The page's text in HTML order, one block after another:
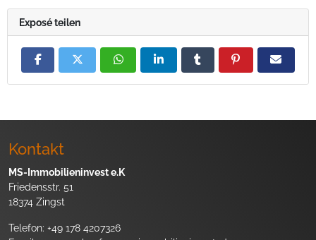
Exposé teilen
Kontakt
MS-Immobilieninvest e.K
Friedensstr. 51
18374 Zingst
Telefon: +49 178 4207326